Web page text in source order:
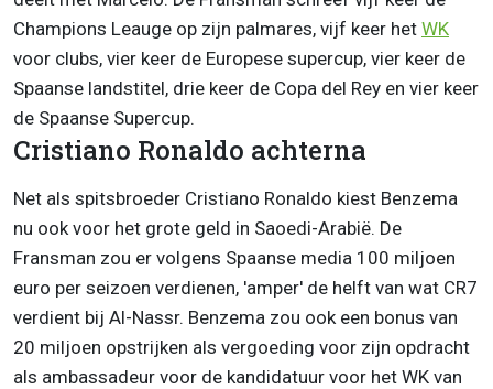
Champions Leauge op zijn palmares, vijf keer het WK
voor clubs, vier keer de Europese supercup, vier keer de
Spaanse landstitel, drie keer de Copa del Rey en vier keer
de Spaanse Supercup.
Cristiano Ronaldo achterna
Net als spitsbroeder Cristiano Ronaldo kiest Benzema
nu ook voor het grote geld in Saoedi-Arabië. De
Fransman zou er volgens Spaanse media 100 miljoen
euro per seizoen verdienen, 'amper' de helft van wat CR7
verdient bij Al-Nassr. Benzema zou ook een bonus van
20 miljoen opstrijken als vergoeding voor zijn opdracht
als ambassadeur voor de kandidatuur voor het WK van